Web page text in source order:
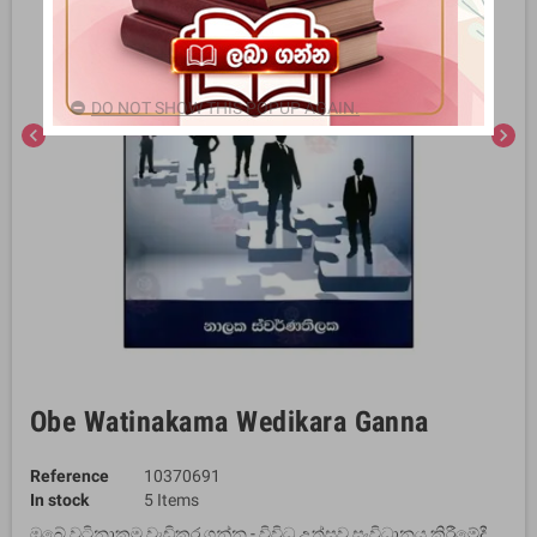
chevron_left chevron_right
Obe Watinakama Wedikara Ganna
Reference
10370691
In stock
5 Items
DO NOT SHOW THIS POPUP AGAIN.